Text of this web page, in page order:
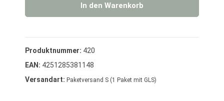
In den Warenkorb
Produktnummer: 420
EAN: 4251285381148
Versandart:
Paketversand S (1 Paket mit GLS)